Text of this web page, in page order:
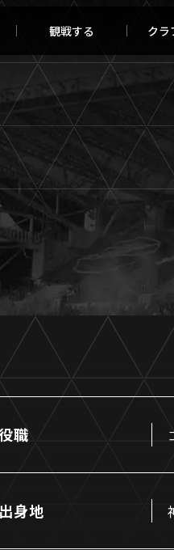
観戦する クラ
チケット購入
ップ
タ
程・結果
・ゴールランキング
トップ
買う
職
出身地